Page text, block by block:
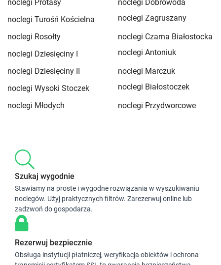
noclegi Protasy
noclegi Dobrowoda
noclegi Turośń Kościelna
noclegi Zagruszany
noclegi Rosołty
noclegi Czarna Białostocka
noclegi Dziesięciny I
noclegi Antoniuk
noclegi Dziesięciny II
noclegi Marczuk
noclegi Wysoki Stoczek
noclegi Białostoczek
noclegi Młodych
noclegi Przydworcowe
Szukaj wygodnie
Stawiamy na proste i wygodne rozwiązania w wyszukiwaniu
noclegów. Użyj praktycznych filtrów. Zarezerwuj online lub
zadzwoń do gospodarza.
Rezerwuj bezpiecznie
Obsługa instytucji płatniczej, weryfikacja obiektów i ochrona